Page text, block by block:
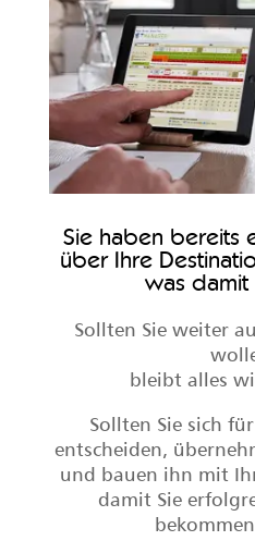
Sie haben bereits
über Ihre
was damit
Sollten Sie weiter
bleibt alles
Sollten Sie sich
entscheiden,
und bauen ihn mit
damit Sie